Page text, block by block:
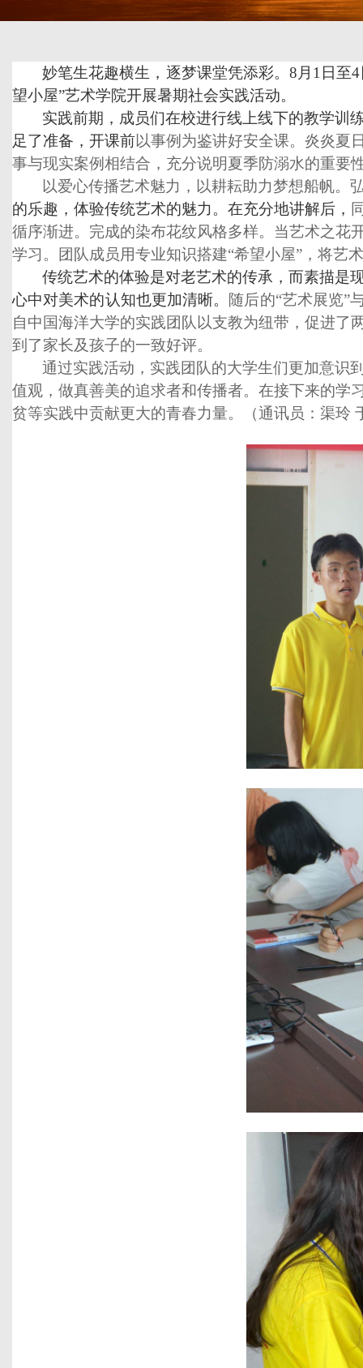
妙笔生花趣横生，逐梦课堂凭添彩。8月1日至
望小屋”艺术学院开展暑期社会实践活动。
实践前期，成员们在校进行线上线下的教学训
足了准备 ， 开课前以事例为鉴讲好安全课。炎炎夏
事与现实案例相结合，充分说明夏季防溺水的重要
以爱心传播艺术魅力，以耕耘助力梦想船帆。
的乐趣 ， 体验传统艺术的魅力。在充分地讲解后，
循序渐进。 完成的染布花纹风格多样。当艺术之花
学习。团队成员用专业知识搭建“希望小屋” ，将艺
传统艺术的体验是对老艺术的传承，而素描是
心中对美术的认知也更加清晰。 随后的“艺术展览”
自中国海洋大学的实践团队以支教为纽带，促进了
到了家长及孩子的一致好评。
通过实践活动 ， 实践团队的大学生们更加意识
值观，做真善美的追求者和传播者。 在接下来的学
贫等实践中贡献更大的青春力量。（通讯员：渠玲